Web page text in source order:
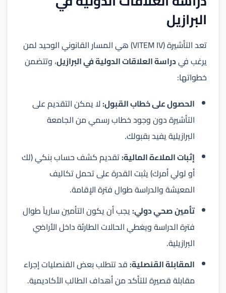
البرازيل
تعد التأشيرة (VITEM IV) هي المسار القانوني الوحيد لمن
يرغب فيدراسة العلاقات الدولية في البرازيل، وتتضمن
خطواتها:
الحصول على خطاب القبول:لا يمكن التقديم على
التأشيرة دون وجود خطاب رسمي من الجامعة
البرازيلية يفيد بقبولك.
إثبات الملاءة المالية:تقديم كشف حساب بنكي (لك
أو لولي أمرك) يثبت القدرة على تحمل تكاليف
المعيشة والدراسة طوال فترة الإقامة.
تأمين صحي دولي:يجب أن يكون التأمين سارياً طوال
فترة الدراسة ويغطي الحالات الطارئة داخل الأراضي
البرازيلية.
المقابلة القنصلية:قد تتطلب بعض القنصليات إجراء
مقابلة قصيرة للتأكد من أهداف الطالب الأكاديمية.